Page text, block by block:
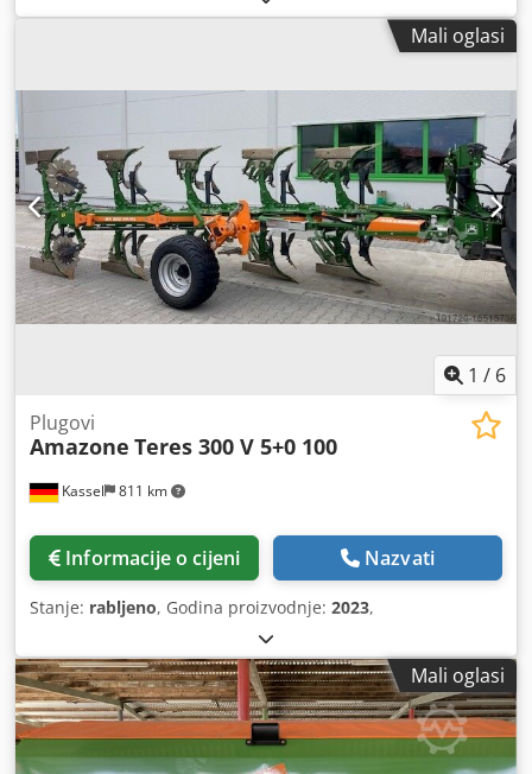
Mali oglasi
1 / 6
Kassel 811 km
Plugovi
Amazone Teres 300 V 5+0 100
Informacije o cijeni Nazvati
Stanje: rabljeno, Godina proizvodnje: 2023,
Mali oglasi